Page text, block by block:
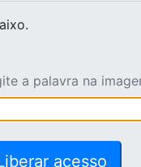
a palavra na